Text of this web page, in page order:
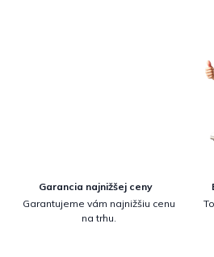
Garancia najnižšej ceny
Garantujeme vám najnižšiu cenu
na trhu.